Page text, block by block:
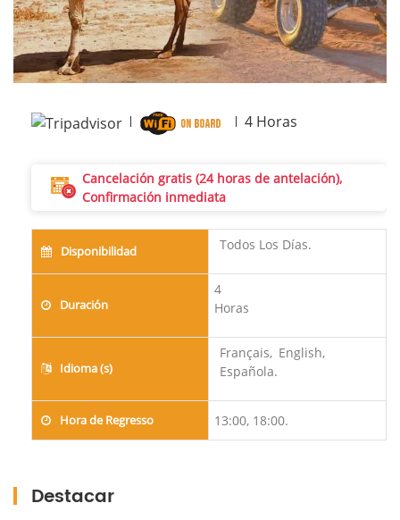
4 Horas
Cancelación gratis (24 horas de antelación),
Confirmación inmediata
Disponibilidad Todos Los Días.
Duración
4
Horas
Idioma (s)
Français, English,
Española.
Hora de Regresso 13:00, 18:00.
Destacar